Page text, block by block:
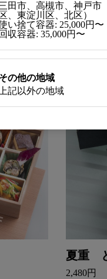
夏重
2,480円
田市、高槻市、神戸市
区、東淀川区、北区）
い捨て容器: 25,000円〜
回収容器: 35,000円〜
の他の地域
上記以外の地域